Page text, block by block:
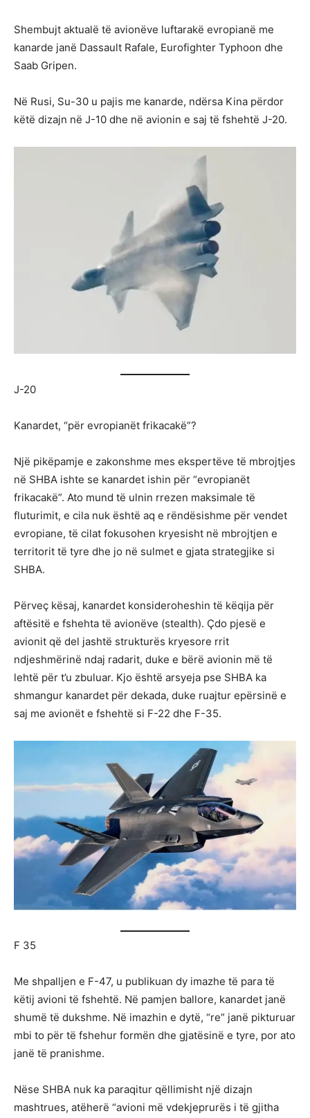
Shembujt aktualë të avionëve luftarakë evropianë me
kanarde janë Dassault Rafale, Eurofighter Typhoon dhe
Saab Gripen.
Në Rusi, Su-30 u pajis me kanarde, ndërsa Kina përdor
këtë dizajn në J-10 dhe në avionin e saj të fshehtë J-20.
J-20
Kanardet, “për evropianët frikacakë”?
Një pikëpamje e zakonshme mes ekspertëve të mbrojtjes
në SHBA ishte se kanardet ishin për “evropianët
frikacakë”. Ato mund të ulnin rrezen maksimale të
fluturimit, e cila nuk është aq e rëndësishme për vendet
evropiane, të cilat fokusohen kryesisht në mbrojtjen e
territorit të tyre dhe jo në sulmet e gjata strategjike si
SHBA.
Përveç kësaj, kanardet konsideroheshin të këqija për
aftësitë e fshehta të avionëve (stealth). Çdo pjesë e
avionit që del jashtë strukturës kryesore rrit
ndjeshmërinë ndaj radarit, duke e bërë avionin më të
lehtë për t’u zbuluar. Kjo është arsyeja pse SHBA ka
shmangur kanardet për dekada, duke ruajtur epërsinë e
saj me avionët e fshehtë si F-22 dhe F-35.
F 35
Me shpalljen e F-47, u publikuan dy imazhe të para të
këtij avioni të fshehtë. Në pamjen ballore, kanardet janë
shumë të dukshme. Në imazhin e dytë, “re” janë pikturuar
mbi to për të fshehur formën dhe gjatësinë e tyre, por ato
janë të pranishme.
Nëse SHBA nuk ka paraqitur qëllimisht një dizajn
mashtrues, atëherë “avioni më vdekjeprurës i të gjitha